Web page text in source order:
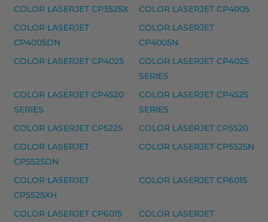
Yhteensopivat tulostimet
LASERJET 1150
HP 25X laserkasetti, musta – tarvike, premium
Yhteensopivat tulostimet
LASERJET ENTERPRISE FLOW M 830 Z, LASERJET
HP 26A (CF226A) laserkasetti, musta – tarvike
HP 26X (CF226X) laserkasetti, musta – tarvike
Yhteensopivat tulostimet
LASERJET PRO M 400 SERIES, LASERJET PRO M
COLOR LASERJET CP3525X
COLOR LASERJET CP4005
COLOR LASERJET
CP4005DN
COLOR LASERJET
CP4005N
COLOR LASERJET CP4025
COLOR LASERJET CP4025
SERIES
COLOR LASERJET CP4520
SERIES
COLOR LASERJET CP4525
SERIES
COLOR LASERJET CP5225
COLOR LASERJET CP5520
COLOR LASERJET
CP5525DN
COLOR LASERJET CP5525N
COLOR LASERJET
CP5525XH
COLOR LASERJET CP6015
COLOR LASERJET CP6015
COLOR LASERJET